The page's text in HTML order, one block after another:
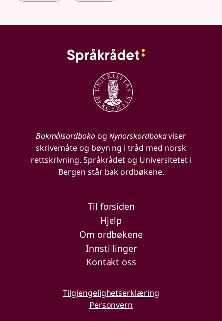
Bokmålsordbokaog Nynorskordbokaviser
skrivemåte og bøyning i tråd med norsk
rettskrivning. Språkrådet og Universitetet i
Bergen står bak ordbøkene.
Til forsiden
Hjelp
Om ordbøkene
Innstillinger
Kontakt oss
Tilgjengelighetserklæring
Personvern